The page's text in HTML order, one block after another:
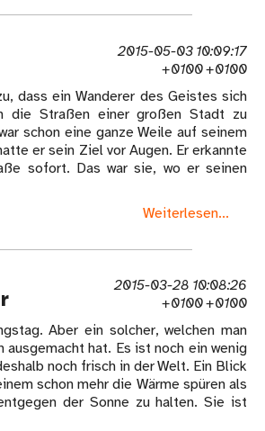
2015-05-03 10:09:17
+0100 +0100
dass ein Wanderer des Geistes sich
die Straßen einer großen Stadt zu
schon eine ganze Weile auf seinem
er sein Ziel vor Augen. Er erkannte
sofort. Das war sie, wo er seinen
Weiterlesen...
2015-03-28 10:08:26
+0100 +0100
Aber ein solcher, welchen man
ausgemacht hat. Es ist noch ein wenig
noch frisch in der Welt. Ein Blick
schon mehr die Wärme spüren als
der Sonne zu halten. Sie ist